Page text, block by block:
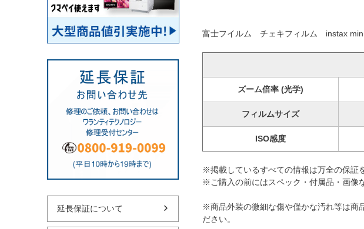
延長保証について
富士フイルム チェキフィルム instax mini
ズーム倍率 (光学)
フィルムサイズ
ISO感度
※掲載しているすべての情報は万全の保証
※ご購入の前にはスペック・付属品・画像
※商品外装の微細な傷や僅かな汚れ等は商
ださい。